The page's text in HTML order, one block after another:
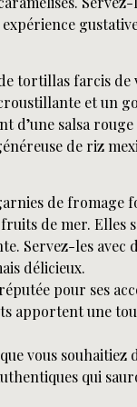
tortillas farcis
et un
d’une salsa
de riz
de fromage
de mer. Elles
Servez-les avec
délicieux.
pour ses
apportent une
vous
qui